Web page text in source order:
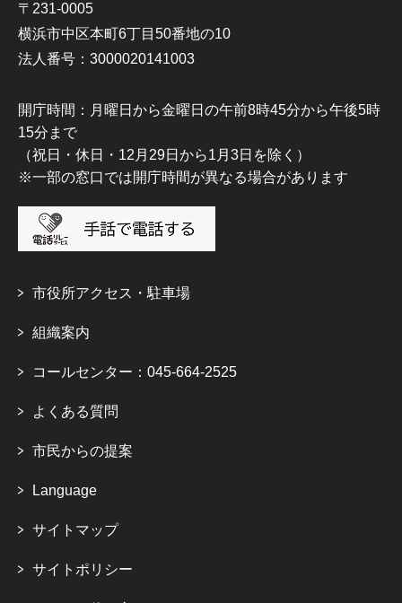
〒231-0005
横浜市中区本町6丁目50番地の10
法人番号：3000020141003
開庁時間：月曜日から金曜日の午前8時45分から午後5時
15分まで
（祝日・休日・12月29日から1月3日を除く）
※一部の窓口では開庁時間が異なる場合があります
市役所アクセス・駐車場
組織案内
コールセンター：045-664-2525
よくある質問
市民からの提案
Language
サイトマップ
サイトポリシー